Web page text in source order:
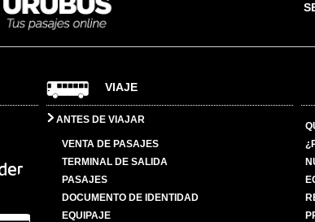
VIAJE
ANTES DE VIAJAR
VENTA DE PASAJES
TERMINAL DE SALIDA
PASAJES
DOCUMENTO DE IDENTIDAD
EQUIPAJE